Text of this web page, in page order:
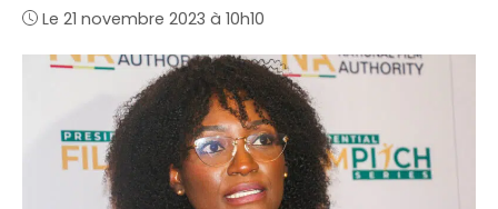
Le 21 novembre 2023 à 10h10